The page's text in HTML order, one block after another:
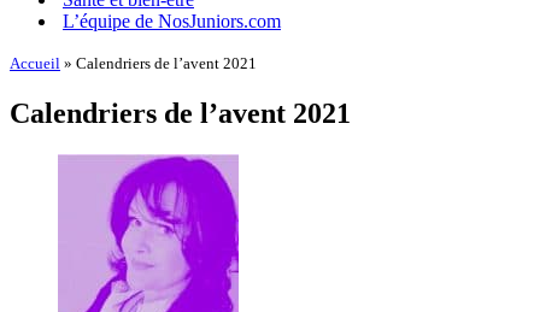
L’équipe de NosJuniors.com
Accueil » Calendriers de l’avent 2021
Calendriers de l’avent 2021